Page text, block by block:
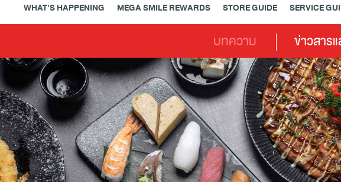
WHAT'S HAPPENING MEGA SMILE REWARDS STORE GUIDE SERVICE
ธนาคาร ร้านอาหาร เอ็นเตอร์เทนเม้นท์ แฟชั่น เครื่องประดับ
แกดเจ็ต
แ
บทความ ข่าวสาร